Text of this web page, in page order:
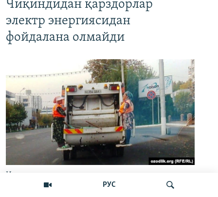
РУС
Чиқиндидан қарздорлар
электр энергиясидан
фойдалана олмайди
Иллюстратив сурат